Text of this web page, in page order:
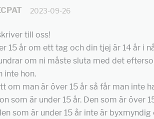
2023-09-26
till oss!
15 år om ett tag och din tjej är 14 år i
om ni måste sluta med det
inte hon.
om man är över 15 år så får man inte
som är under 15 år. Den som är över
som är under 15 år inte är